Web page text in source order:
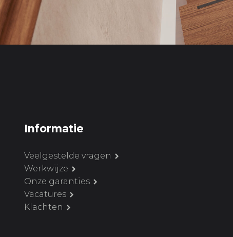
Informatie
Veelgestelde vragen
Werkwijze
Onze garanties
Vacatures
Klachten